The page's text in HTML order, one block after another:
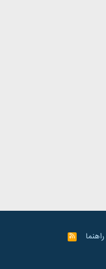
راهنما
R
S